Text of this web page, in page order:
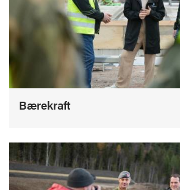
Bærekraft